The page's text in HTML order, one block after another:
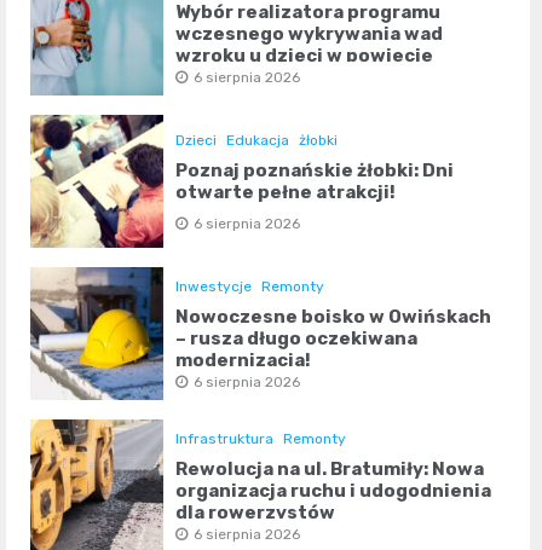
Wybór realizatora programu
wczesnego wykrywania wad
wzroku u dzieci w powiecie
poznańskim
6 sierpnia 2026
Dzieci Edukacja żłobki
Poznaj poznańskie żłobki: Dni
otwarte pełne atrakcji!
6 sierpnia 2026
Inwestycje Remonty
Nowoczesne boisko w Owińskach
– rusza długo oczekiwana
modernizacja!
6 sierpnia 2026
Infrastruktura Remonty
Rewolucja na ul. Bratumiły: Nowa
organizacja ruchu i udogodnienia
dla rowerzystów
6 sierpnia 2026